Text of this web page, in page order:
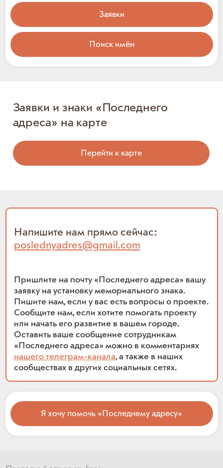
Заявки
Поиск имён
Заявки и знаки «Последнего
адреса» на карте
Перейти к карте
Напишите нам прямо сейчас:
poslednyadres@gmail.com
Пришлите на почту «Последнего адреса» вашу
заявку на установку мемориального знака.
Пишите нам, если у вас есть вопросы о проекте.
Сообщите нам, если хотите помогать проекту
или начать его развитие в вашем городе.
Оставить ваше сообщение сотрудникам
«Последнего адреса» можно в комментариях
нашего телеграм-канала, а также в наших
сообществах в других социальных сетях.
Я хочу помочь «Последнему адресу»